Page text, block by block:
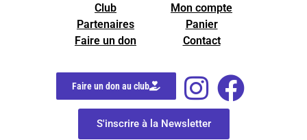
Club
Partenaires
Faire un don
Mon compte
Panier
Contact
Faire un don au club
S'inscrire à la Newsletter